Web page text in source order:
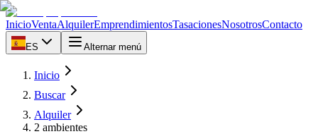
InicioVentaAlquilerEmprendimientosTasacionesNosotrosContacto
ES Alternar menú
Inicio
Buscar
Alquiler
2 ambientes